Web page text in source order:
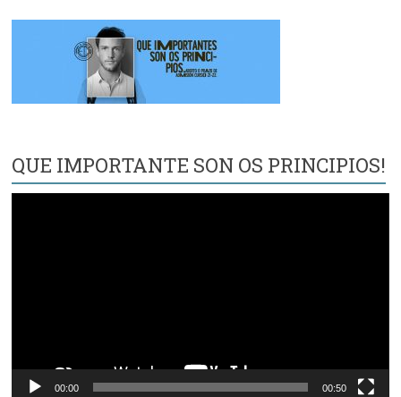
QUE IMPORTANTE SON OS PRINCIPIOS!
00:00 00:50